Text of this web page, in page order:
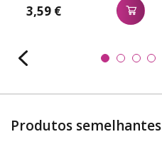
3,59 €
Produtos semelhantes